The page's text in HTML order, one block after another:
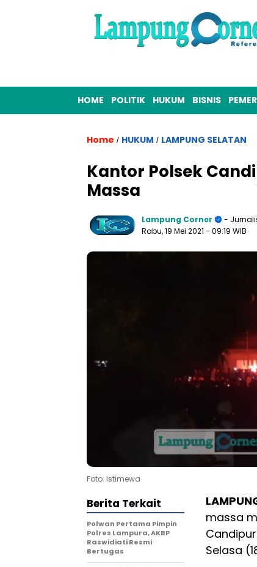
HOME POLITIK HUKUM BISNIS
Home / HUKUM / LAMPUNG SELATAN
Kantor Polsek
Massa
Lampung Corner
-
Rabu, 19 Mei 2021 - 09:19 WIB
Foto: Istimewa
massa
Selasa
Berita Terkait
Polwan Pertama Pimpin
Polres Lampura, AKBP
Raswidiati Resmi
Bertugas